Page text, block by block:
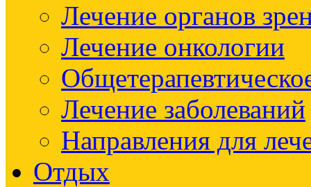
Лечение органов
Лечение онкологии
Лечение заболеваний
Направления для
Отдых